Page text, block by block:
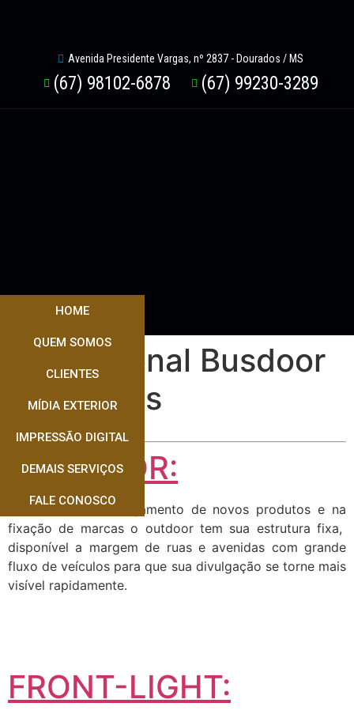
Avenida Presidente Vargas, nº 2837 - Dourados / MS
(67) 98102-6878 (67) 99230-3289
HOME
QUEM SOMOS
CLIENTES
MÍDIA EXTERIOR
IMPRESSÃO DIGITAL
DEMAIS SERVIÇOS
FALE CONOSCO
Profissional Busdoor
Dourados
OUTDOOR:
Muito usado no lançamento de novos produtos e na
fixação de marcas o outdoor tem sua estrutura fixa,
disponível a margem de ruas e avenidas com grande
fluxo de veículos para que sua divulgação se torne mais
visível rapidamente.
FRONT-LIGHT: